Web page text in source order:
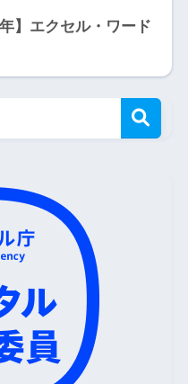
】エクセル・ワード